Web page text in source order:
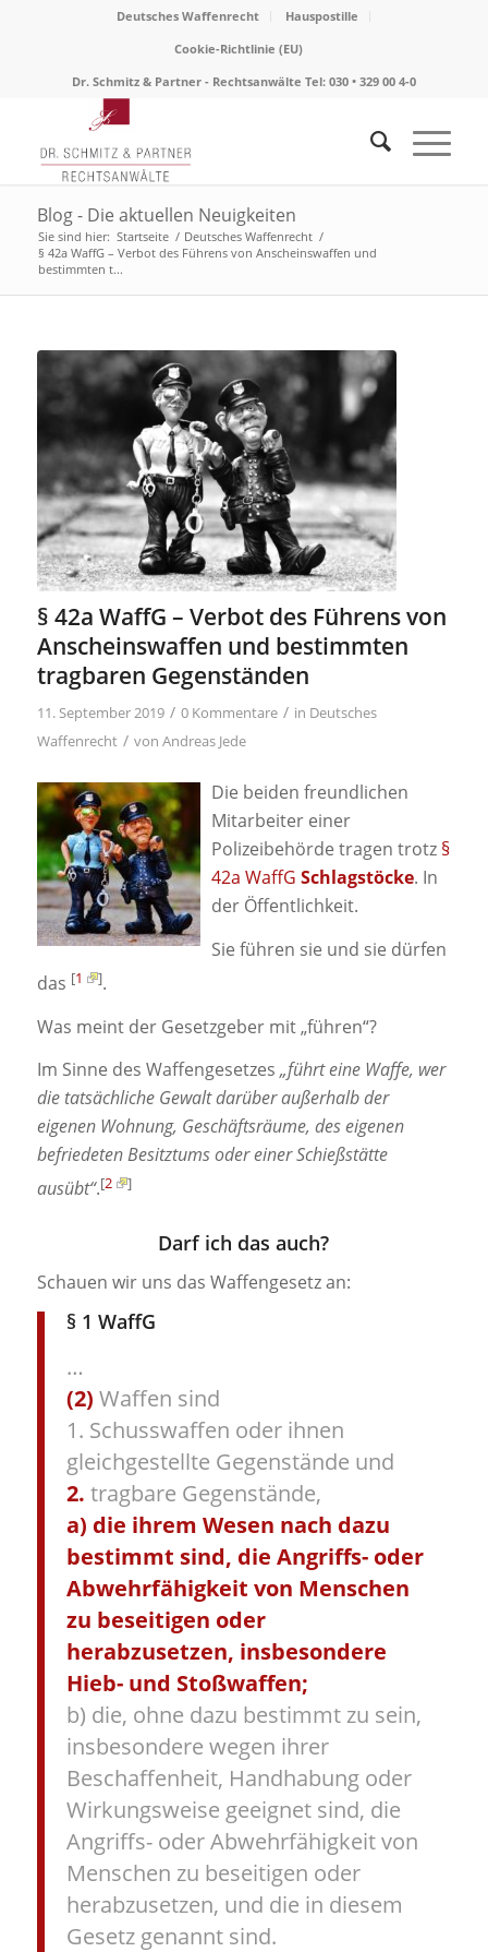
Deutsches Waffenrecht
Hauspostille
Cookie-Richtlinie (EU)
Dr. Schmitz & Partner - Rechtsanwälte Tel: 030 • 329 00 4-0
Blog - Die aktuellen Neuigkeiten
Sie sind hier: Startseite / Deutsches Waffenrecht /
§ 42a WaffG – Verbot des Führens von Anscheinswaffen und
bestimmten t...
§ 42a WaffG – Verbot des Führens von
Anscheinswaffen und bestimmten
tragbaren Gegenständen
11. September 2019 / 0 Kommentare / in Deutsches
Waffenrecht / von Andreas Jede
Die beiden freundlichen
Mitarbeiter einer
Polizeibehörde tragen trotz §
42a WaffG Schlagstöcke. In
der Öffentlichkeit.
Sie führen sie und sie dürfen
das [1 ].
Was meint der Gesetzgeber mit „führen“?
Im Sinne des Waffengesetzes „führt eine Waffe, wer
die tatsächliche Gewalt darüber außerhalb der
eigenen Wohnung, Geschäftsräume, des eigenen
befriedeten Besitztums oder einer Schießstätte
ausübt“.[2 ]
Darf ich das auch?
Schauen wir uns das Waffengesetz an:
§ 1 WaffG
…
(2) Waffen sind
1. Schusswaffen oder ihnen
gleichgestellte Gegenstände und
2. tragbare Gegenstände,
a) die ihrem Wesen nach dazu
bestimmt sind, die Angriffs- oder
Abwehrfähigkeit von Menschen
zu beseitigen oder
herabzusetzen, insbesondere
Hieb- und Stoßwaffen;
b) die, ohne dazu bestimmt zu sein,
insbesondere wegen ihrer
Beschaffenheit, Handhabung oder
Wirkungsweise geeignet sind, die
Angriffs- oder Abwehrfähigkeit von
Menschen zu beseitigen oder
herabzusetzen, und die in diesem
Gesetz genannt sind.